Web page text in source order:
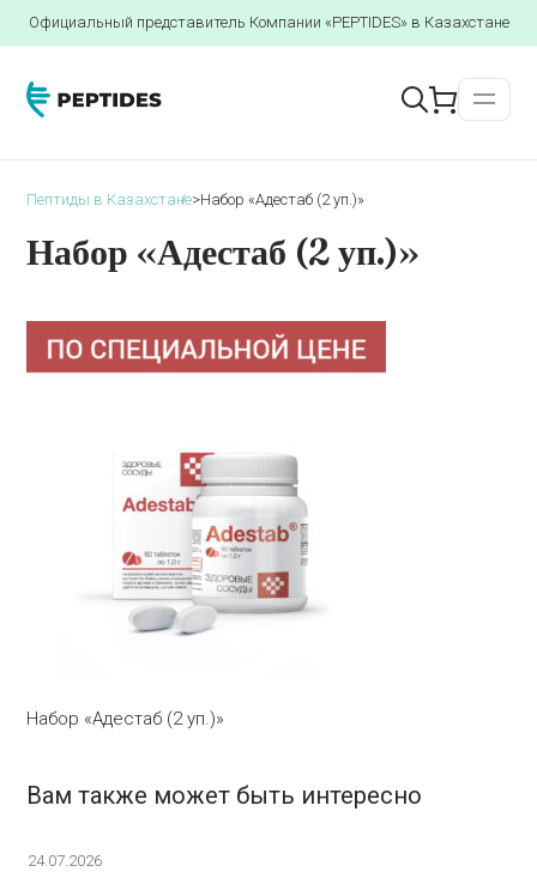
Официальный представитель Компании «PEPTIDES» в Казахстане
Пептиды в Казахстане>Набор «Адестаб (2 уп.)»
Набор «Адестаб (2 уп.)»
Набор «Адестаб (2 уп.)»
Вам также может быть интересно
24.07.2026